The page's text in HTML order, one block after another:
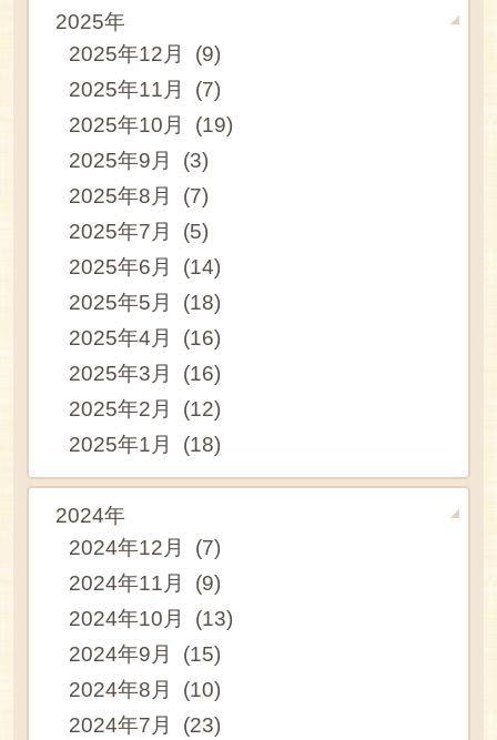
2025年
2025年12月 (9)
2025年11月 (7)
2025年10月 (19)
2025年9月 (3)
2025年8月 (7)
2025年7月 (5)
2025年6月 (14)
2025年5月 (18)
2025年4月 (16)
2025年3月 (16)
2025年2月 (12)
2025年1月 (18)
2024年
2024年12月 (7)
2024年11月 (9)
2024年10月 (13)
2024年9月 (15)
2024年8月 (10)
2024年7月 (23)